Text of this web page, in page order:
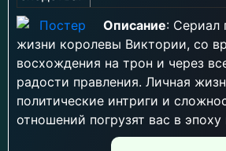
Описание: Сериал
жизни королевы Виктории, со
восхождения на трон и через
радости правления. Личная
политические интриги и
отношений погрузят вас в